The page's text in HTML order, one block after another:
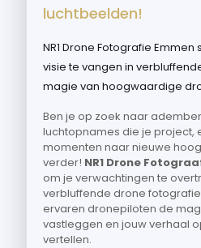
luchtbeelden!
NR1 Drone Fotografie
visie te vangen in
magie van hoogwaardige
Ben je op zoek naar
luchtopnames die je project,
momenten naar nieuwe
verder! NR1 Drone
om je verwachtingen te
verbluffende drone
ervaren dronepiloten de
vastleggen en jouw verhaal
vertellen.